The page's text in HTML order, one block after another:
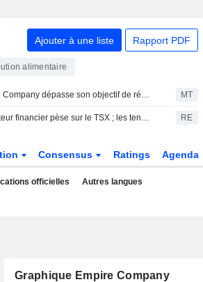
Ajouter à une liste Rapport PDF
alimentaire
Empire Company dépasse son objectif de réduction des pertes et du gaspillage alimentaires MT
Le secteur financier pèse sur le TSX ; les tensions au Moyen-Orient persistent RE
Consensus Ratings Agenda
officielles Autres langues
Graphique Empire Company